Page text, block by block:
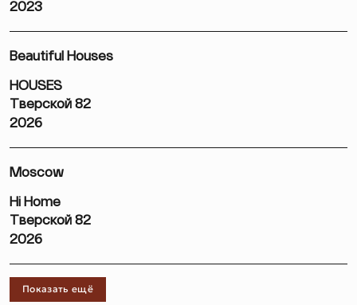
2023
Beautiful Houses
HOUSES
Тверской 82
2026
Moscow
Hi Home
Тверской 82
2026
Показать ещё